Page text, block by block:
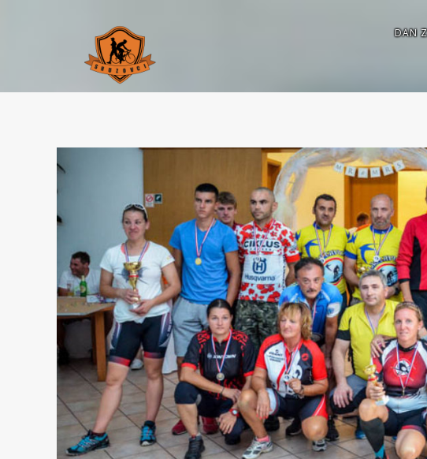
DAN